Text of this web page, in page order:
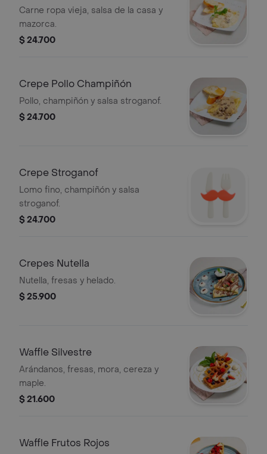
Carne ropa vieja, salsa de la casa y
mazorca.
$ 24.700
Crepe Pollo Champiñón
Pollo, champiñón y salsa stroganof.
$ 24.700
Crepe Stroganof
Lomo fino, champiñón y salsa
stroganof.
$ 24.700
Crepes Nutella
Nutella, fresas y helado.
$ 25.900
Waffle Silvestre
Arándanos, fresas, mora, cereza y
maple.
$ 21.600
Waffle Frutos Rojos